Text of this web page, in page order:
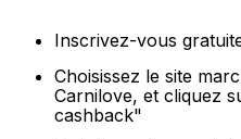
Inscrivez-vous
Choisissez le site
Carnilove, et cliquez
cashback"